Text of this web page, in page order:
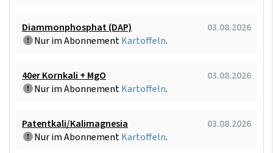
Diammonphosphat (DAP)
03.08.2026
Nur im AbonnementKartoffeln.
40er Kornkali + MgO
03.08.2026
Nur im AbonnementKartoffeln.
Patentkali/Kalimagnesia
03.08.2026
Nur im AbonnementKartoffeln.